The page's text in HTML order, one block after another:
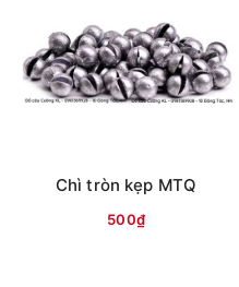
Chì tròn kẹp MTQ
500₫